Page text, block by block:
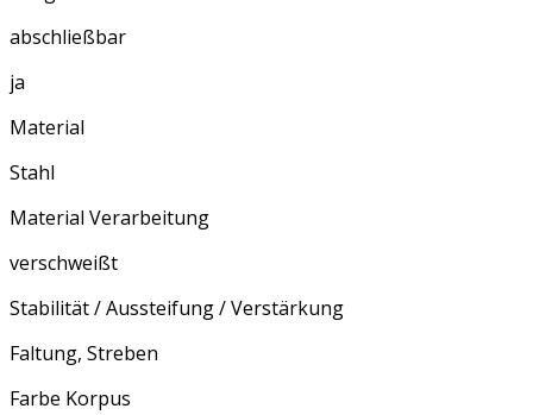
abschließbar
ja
Material
Stahl
Material Verarbeitung
verschweißt
Stabilität / Aussteifung / Verstärkung
Faltung, Streben
Farbe Korpus